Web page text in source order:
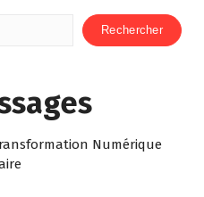
Rechercher
Numérique